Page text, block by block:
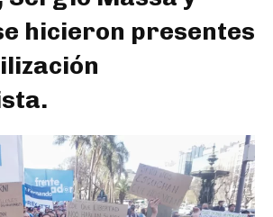
hicieron presentes